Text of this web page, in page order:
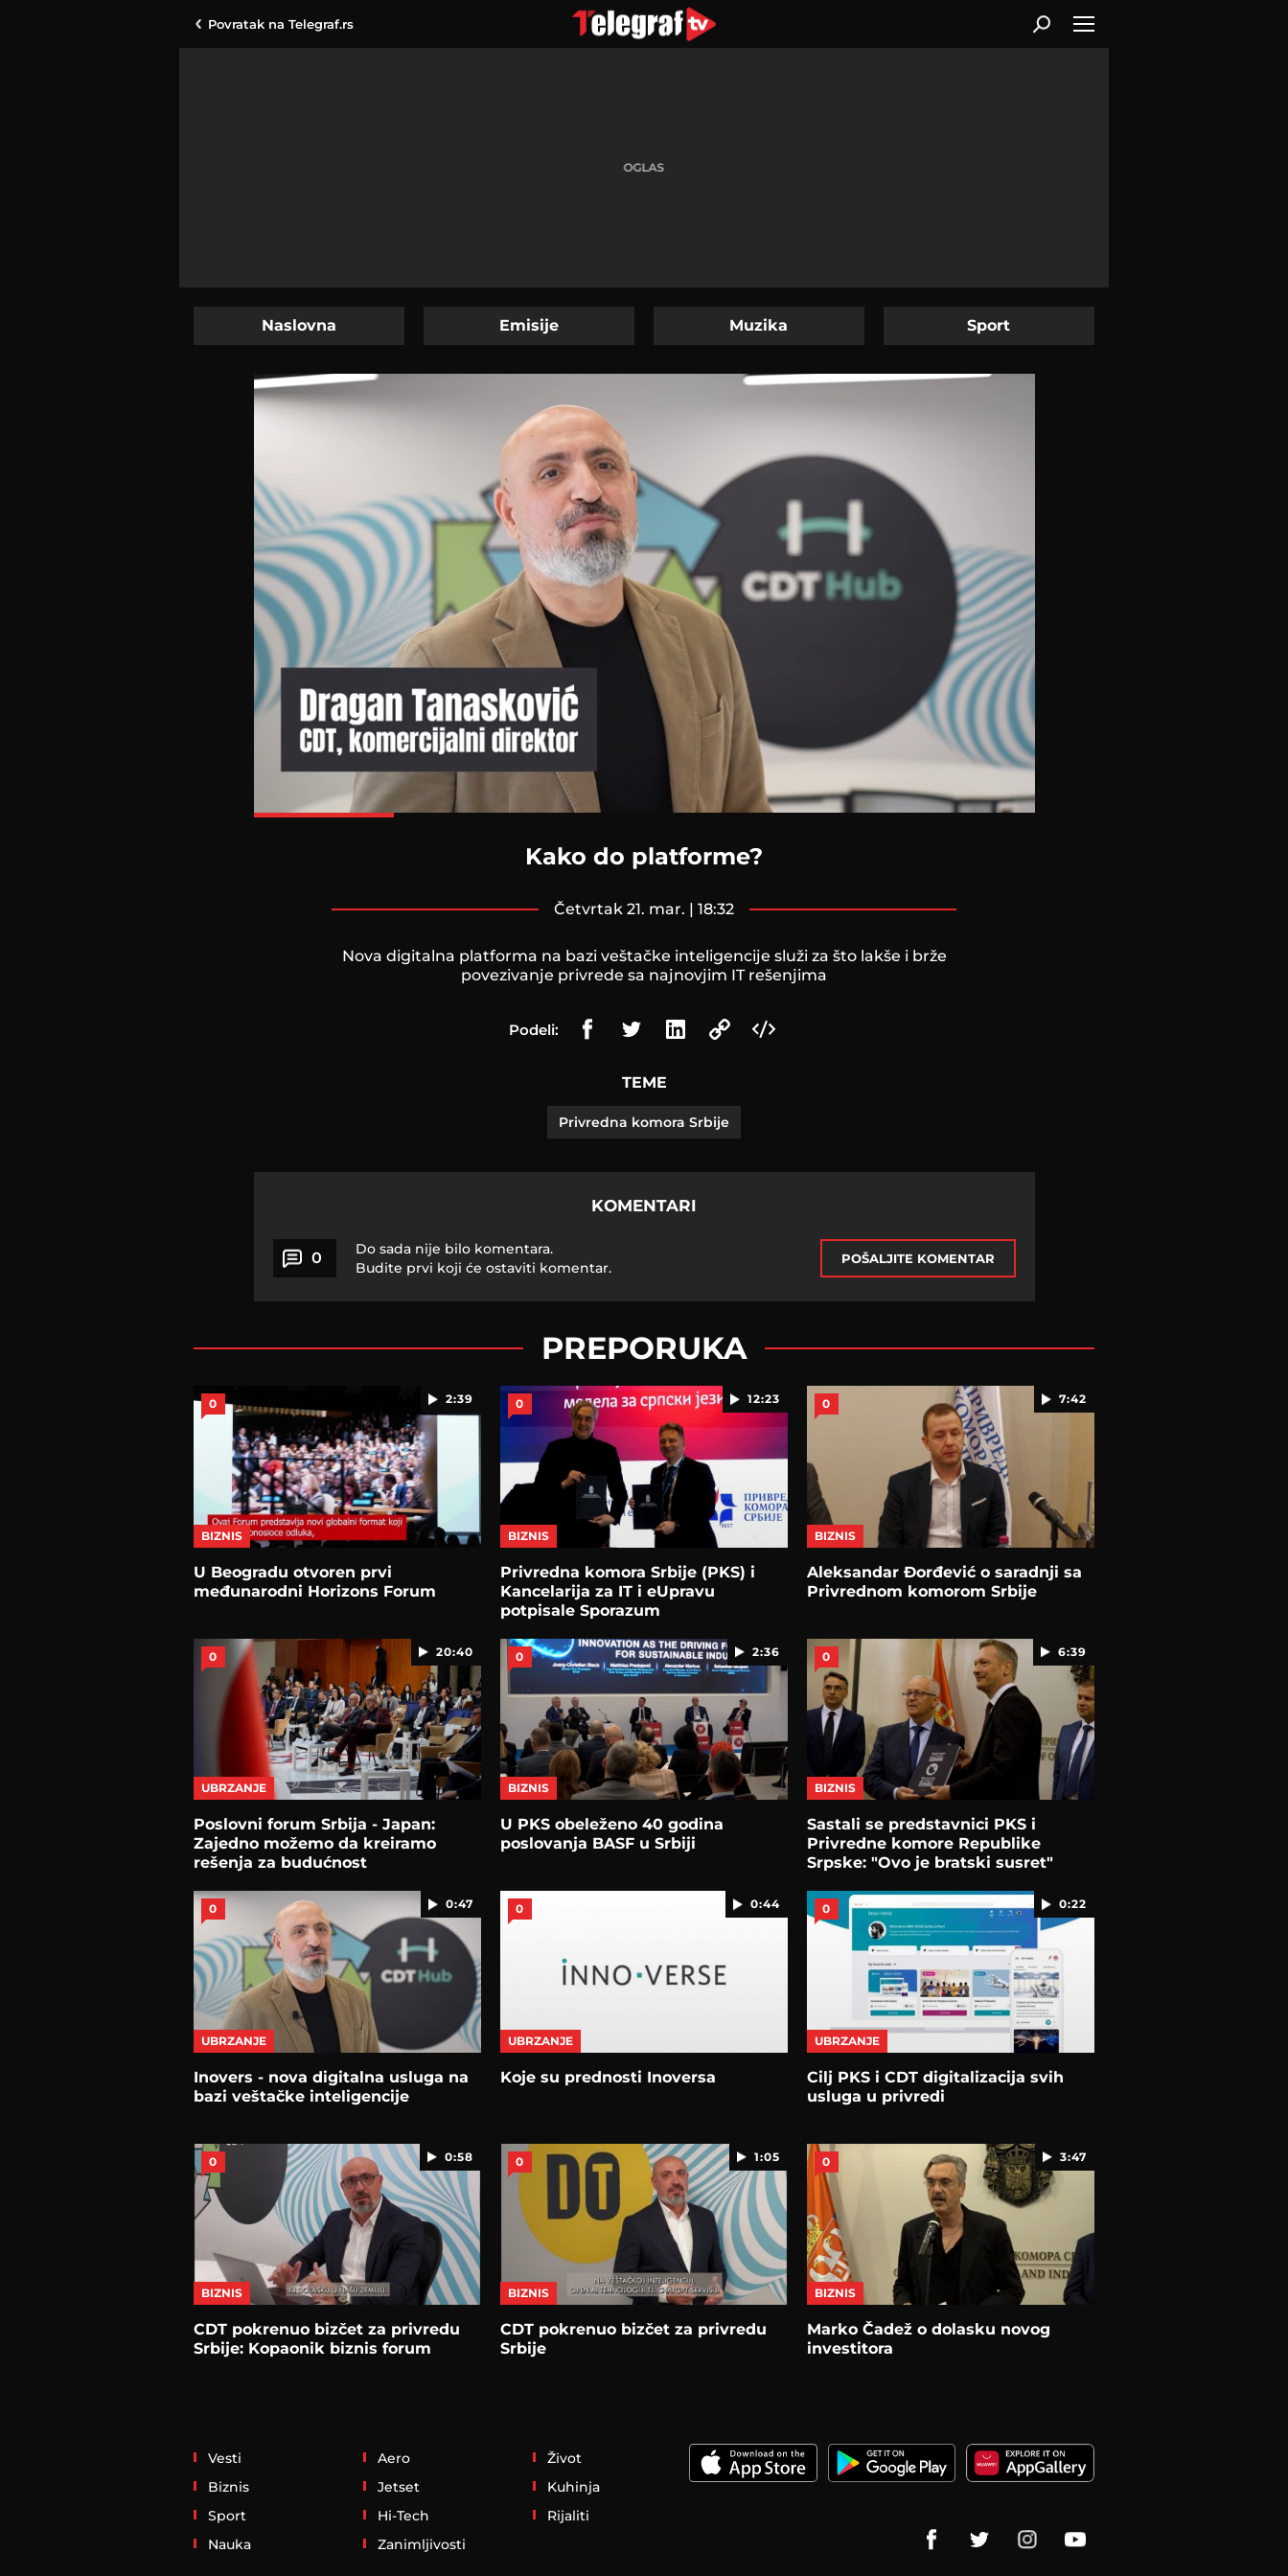
Povratak na Telegraf.rs
Naslovna Emisije Muzika Sport
Kako do platforme?
četvrtak 21. mar. | 18:32
Nova digitalna platforma na bazi veštačke inteligencije služi za što lakše i brže
povezivanje privrede sa najnovjim IT rešenjima
Podeli:
TEME
Privredna komora Srbije
KOMENTARI
0
Do sada nije bilo komentara.
Budite prvi koji će ostaviti komentar.
POŠALJITE KOMENTAR
PREPORUKA
2:39
0
BIZNIS
U Beogradu otvoren prvi
međunarodni Horizons Forum
12:23
0
BIZNIS
Privredna komora Srbije (PKS) i
Kancelarija za IT i eUpravu
potpisale Sporazum
7:42
0
BIZNIS
Aleksandar Đorđević o saradnji sa
Privrednom komorom Srbije
20:40
0
UBRZANJE
Poslovni forum Srbija - Japan:
Zajedno možemo da kreiramo
rešenja za budućnost
2:36
0
BIZNIS
U PKS obeleženo 40 godina
poslovanja BASF u Srbiji
6:39
0
BIZNIS
Sastali se predstavnici PKS i
Privredne komore Republike
Srpske: "Ovo je bratski susret"
0:47
0
UBRZANJE
Inovers - nova digitalna usluga na
bazi veštačke inteligencije
0:44
0
UBRZANJE
Koje su prednosti Inoversa
0:22
0
UBRZANJE
Cilj PKS i CDT digitalizacija svih
usluga u privredi
0:58
0
BIZNIS
CDT pokrenuo bizčet za privredu
Srbije: Kopaonik biznis forum
1:05
0
BIZNIS
CDT pokrenuo bizčet za privredu
Srbije
3:47
0
BIZNIS
Marko Čadež o dolasku novog
investitora
Vesti
Biznis
Sport
Nauka
Aero
Jetset
Hi-Tech
Zanimljivosti
Život
Kuhinja
Rijaliti